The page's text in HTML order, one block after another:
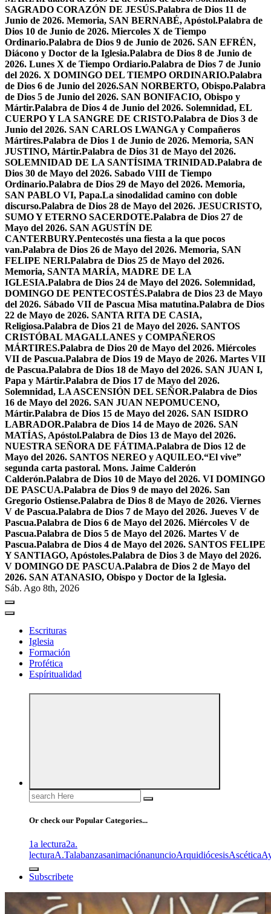
SAGRADO CORAZÓN DE JESÚS.Palabra de Dios 11 de
Junio de 2026. Memoria, SAN BERNABÉ, Apóstol.Palabra de
Dios 10 de Junio de 2026. Miercoles X de Tiempo
Ordinario.Palabra de Dios 9 de Junio de 2026. SAN EFRÉN,
Diácono y Doctor de la Iglesia.Palabra de Dios 8 de Junio de
2026. Lunes X de Tiempo Ordiario.Palabra de Dios 7 de Junio
del 2026. X DOMINGO DEL TIEMPO ORDINARIO.Palabra
de Dios 6 de Junio del 2026.SAN NORBERTO, Obispo.Palabra
de Dios 5 de Junio del 2026. SAN BONIFACIO, Obispo y
Mártir.Palabra de Dios 4 de Junio del 2026. Solemnidad, EL
CUERPO Y LA SANGRE DE CRISTO.Palabra de Dios 3 de
Junio del 2026. SAN CARLOS LWANGA y Compañeros
Mártires.Palabra de Dios 1 de Junio de 2026. Memoria, SAN
JUSTINO, Mártir.Palabra de Dios 31 de Mayo del 2026.
SOLEMNIDAD DE LA SANTÍSIMA TRINIDAD.Palabra de
Dios 30 de Mayo del 2026. Sabado VIII de Tiempo
Ordinario.Palabra de Dios 29 de Mayo del 2026. Memoria,
SAN PABLO VI, Papa.La sinodalidad camino con doble
discurso.Palabra de Dios 28 de Mayo del 2026. JESUCRISTO,
SUMO Y ETERNO SACERDOTE.Palabra de Dios 27 de
Mayo del 2026. SAN AGUSTÍN DE
CANTERBURY.Pentecostés una fiesta a la que pocos
van.Palabra de Dios 26 de Mayo del 2026. Memoria, SAN
FELIPE NERI.Palabra de Dios 25 de Mayo del 2026.
Memoria, SANTA MARÍA, MADRE DE LA
IGLESIA.Palabra de Dios 24 de Mayo del 2026. Solemnidad,
DOMINGO DE PENTECOSTÉS.Palabra de Dios 23 de Mayo
del 2026. Sábado VII de Pascua Misa matutina.Palabra de Dios
22 de Mayo de 2026. SANTA RITA DE CASIA,
Religiosa.Palabra de Dios 21 de Mayo del 2026. SANTOS
CRISTÓBAL MAGALLANES y COMPAÑEROS
MÁRTIRES.Palabra de Dios 20 de Mayo del 2026. Miércoles
VII de Pascua.Palabra de Dios 19 de Mayo de 2026. Martes VII
de Pascua.Palabra de Dios 18 de Mayo del 2026. SAN JUAN I,
Papa y Mártir.Palabra de Dios 17 de Mayo del 2026.
Solemnidad, LA ASCENSIÓN DEL SEÑOR.Palabra de Dios
16 de Mayo del 2026. SAN JUAN NEPOMUCENO,
Mártir.Palabra de Dios 15 de Mayo del 2026. SAN ISIDRO
LABRADOR.Palabra de Dios 14 de Mayo de 2026. SAN
MATÍAS, Apóstol.Palabra de Dios 13 de Mayo del 2026.
NUESTRA SEÑORA DE FÁTIMA.Palabra de Dios 12 de
Mayo del 2026. SANTOS NEREO y AQUILEO.“El vive”
segunda carta pastoral. Mons. Jaime Calderón
Calderón.Palabra de Dios 10 de Mayo del 2026. VI DOMINGO
DE PASCUA.Palabra de Dios 9 de mayo del 2026. San
Gregorio Ostiense.Palabra de Dios 8 de Mayo de 2026. Viernes
V de Pascua.Palabra de Dios 7 de Mayo del 2026. Jueves V de
Pascua.Palabra de Dios 6 de Mayo del 2026. Miércoles V de
Pascua.Palabra de Dios 5 de Mayo del 2026. Martes V de
Pascua.Palabra de Dios 4 de Mayo del 2026. SANTOS FELIPE
Y SANTIAGO, Apóstoles.Palabra de Dios 3 de Mayo del 2026.
V DOMINGO DE PASCUA.Palabra de Dios 2 de Mayo del
2026. SAN ATANASIO, Obispo y Doctor de la Iglesia.
Sáb. Ago 8th, 2026
Escrituras
Iglesia
Formación
Profética
Espíritualidad
Search
for:
Or check our Popular Categories...
1a lectura2a.
lecturaA.TalabanzasanimaciónanuncioArquidiócesisAscética
Subscribete